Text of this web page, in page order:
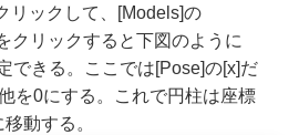
リックして、[Models]の
クリックすると下図のように
できる。ここでは[Pose]の[x]だ
を0にする。これで円柱は座標
動する。